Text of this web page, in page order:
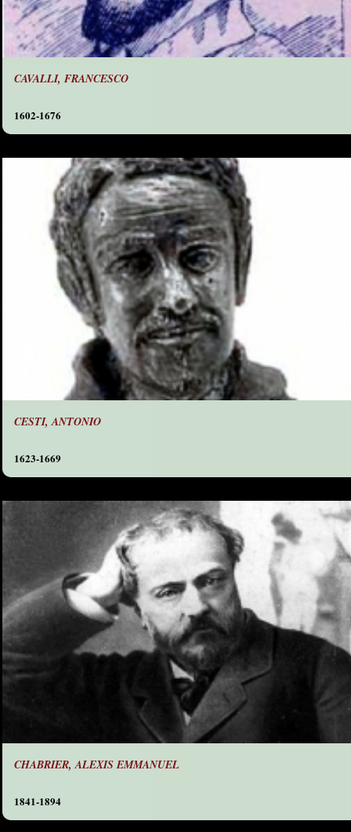
CAVALLI, FRANCESCO
1602-1676
CESTI, ANTONIO
1623-1669
CHABRIER, ALEXIS EMMANUEL
1841-1894